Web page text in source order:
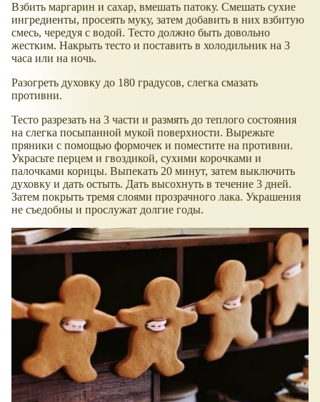
Взбить маргарин и сахар, вмешать патоку. Смешать сухие
ингредиенты, просеять муку, затем добавить в них взбитую
смесь, чередуя с водой. Тесто должно быть довольно
жестким. Накрыть тесто и поставить в холодильник на 3
часа или на ночь.
Разогреть духовку до 180 градусов, слегка смазать
противни.
Тесто разрезать на 3 части и размять до теплого состояния
на слегка посыпанной мукой поверхности. Вырежьте
пряники с помощью формочек и поместите на противни.
Украсьте перцем и гвоздикой, сухими корочками и
палочками корицы. Выпекать 20 минут, затем выключить
духовку и дать остыть. Дать высохнуть в течение 3 дней.
Затем покрыть тремя слоями прозрачного лака. Украшения
не съедобны и прослужат долгие годы.